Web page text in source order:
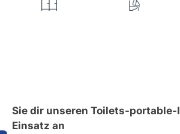
Sie dir unseren Toilets-
Einsatz an